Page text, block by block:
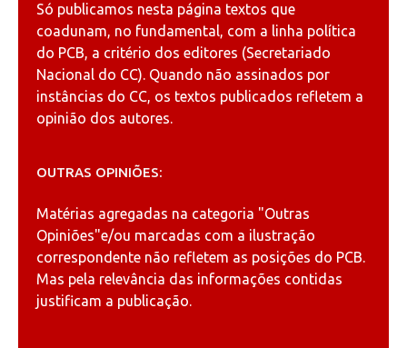
Só publicamos nesta página textos que
coadunam, no fundamental, com a linha política
do PCB, a critério dos editores (Secretariado
Nacional do CC). Quando não assinados por
instâncias do CC, os textos publicados refletem a
opinião dos autores.
OUTRAS OPINIÕES:
Matérias agregadas na categoria "Outras
Opiniões"e/ou marcadas com a ilustração
correspondente não refletem as posições do PCB.
Mas pela relevância das informações contidas
justificam a publicação.